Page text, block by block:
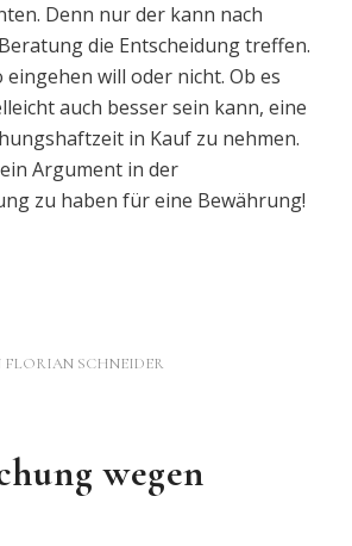
Denn nur der kann nach
die Entscheidung treffen.
eingehen will oder nicht. Ob es
auch besser sein kann, eine
in Kauf zu nehmen.
Argument in der
zu haben für eine Bewährung!
FLORIAN SCHNEIDER
wegen